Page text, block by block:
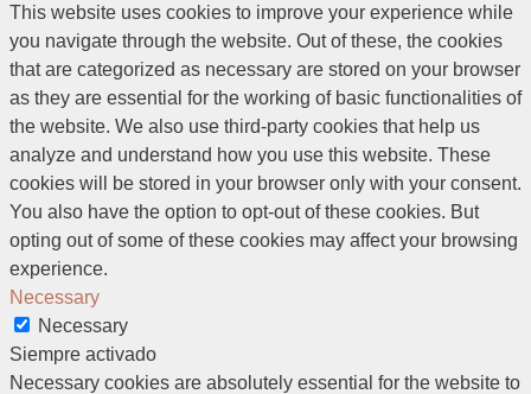
This website uses cookies to improve your experience while
you navigate through the website. Out of these, the cookies
that are categorized as necessary are stored on your browser
as they are essential for the working of basic functionalities of
the website. We also use third-party cookies that help us
analyze and understand how you use this website. These
cookies will be stored in your browser only with your consent.
You also have the option to opt-out of these cookies. But
opting out of some of these cookies may affect your browsing
experience.
Necessary
Necessary
Siempre activado
Necessary cookies are absolutely essential for the website to